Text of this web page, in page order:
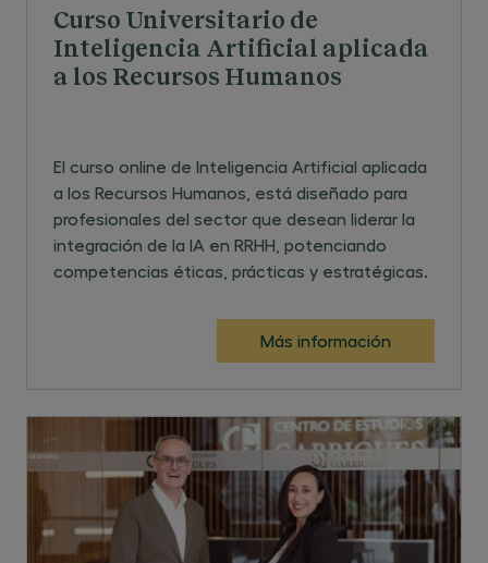
Curso Universitario de
Inteligencia Artificial aplicada
a los Recursos Humanos
El curso online de Inteligencia Artificial aplicada
a los Recursos Humanos, está diseñado para
profesionales del sector que desean liderar la
integración de la IA en RRHH, potenciando
competencias éticas, prácticas y estratégicas.
Más información